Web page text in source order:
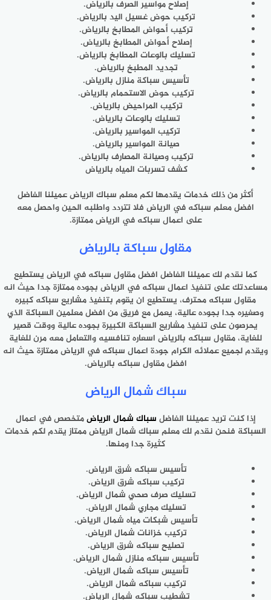
إصلاح مواسير الصرف بالرياض.
تركيب حوض غسيل اليد بالرياض.
تركيب أحواض المطابخ بالرياض.
إصلاح أحواض المطابخ بالرياض.
تسليك بالوعات المطابخ بالرياض.
تجديد المطبخ بالرياض.
تأسيس سباكة منازل بالرياض.
تركيب حوض الاستحمام بالرياض.
تركيب المراحيض بالرياض.
تسليك بالوعات بالرياض.
تركيب المواسير بالرياض.
صيانة المواسير بالرياض.
تركيب وصيانة المصارف بالرياض.
كشف تسربات المياه بالرياض
أكثر من ذلك خدمات يقدمها لكم معلم سباك الرياض عميلنا الفاضل
افضل معلم سباكه في الرياض فلا تتردد واطلبه الحين واحصل معه
على اعمال سباكه في الرياض ممتازة.
مقاول سباكة بالرياض
كما نقدم لك عميلنا الفاضل افضل مقاول سباكه في الرياض يستطيع
مساعدتك على تنفيذ اعمال سباكه في الرياض بجوده ممتازة جدا حيث انه
مقاول سباكه محترف، يستطيع ان يقوم بتنفيذ مشاريع سباكه كبيره
وصغيره جدا بجوده عالية، يعمل مع فريق من افضل معلمين السباكة الذي
يحرصون على تنفيذ مشاريع السباكة الكبيرة بجوده عالية ووقت قصير
للغاية، مقاول سباكه بالرياض اسعاره تنافسيه والتعامل معه مرن للغاية
ويقدم لجميع عملائه الكرام جودة اعمال سباكه في الرياض ممتازة حيث انه
افضل مقاول سباكه بالرياض.
سباك شمال الرياض
إذا كنت تريد عميلنا الفاضل سباك شمال الرياضمتخصص في اعمال
السباكة فنحن نقدم لك معلم سباك شمال الرياض ممتاز يقدم لكم خدمات
كثيرة جدا ومنها.
تأسيس سباكه شرق الرياض.
تركيب سباكه شرق الرياض.
تسليك صرف صحي شمال الرياض.
تسليك مجاري شمال الرياض.
تأسيس شبكات مياه شمال الرياض.
تركيب خزانات شمال الرياض.
تصليح سباكه شرق الرياض.
تأسيس سباكه منازل شمال الرياض.
تأسيس سباكه شمال الرياض.
تركيب سباكه شمال الرياض.
تشطيب سباكه شمال الرياض.